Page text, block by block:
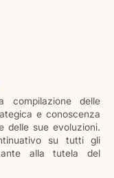
delle
e conoscenza
delle sue evoluzioni.
su tutti gli
alla tutela del